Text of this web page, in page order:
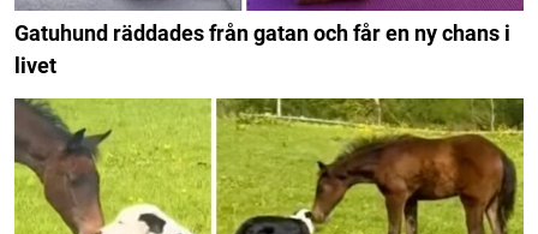
Gatuhund räddades från gatan och får en ny chans i
livet